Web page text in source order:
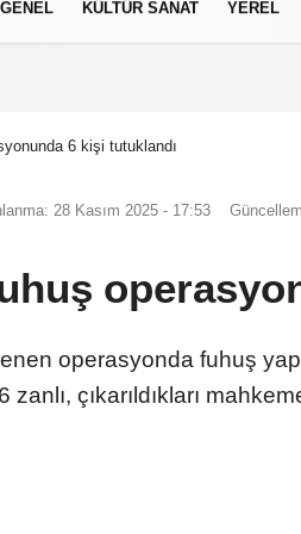
GENEL KÜLTÜR SANAT YEREL
6 kişi tutuklandı
28 Kasım 2025 - 17:53
operasyonda fuhuş
zanlı, çıkarıldıkları